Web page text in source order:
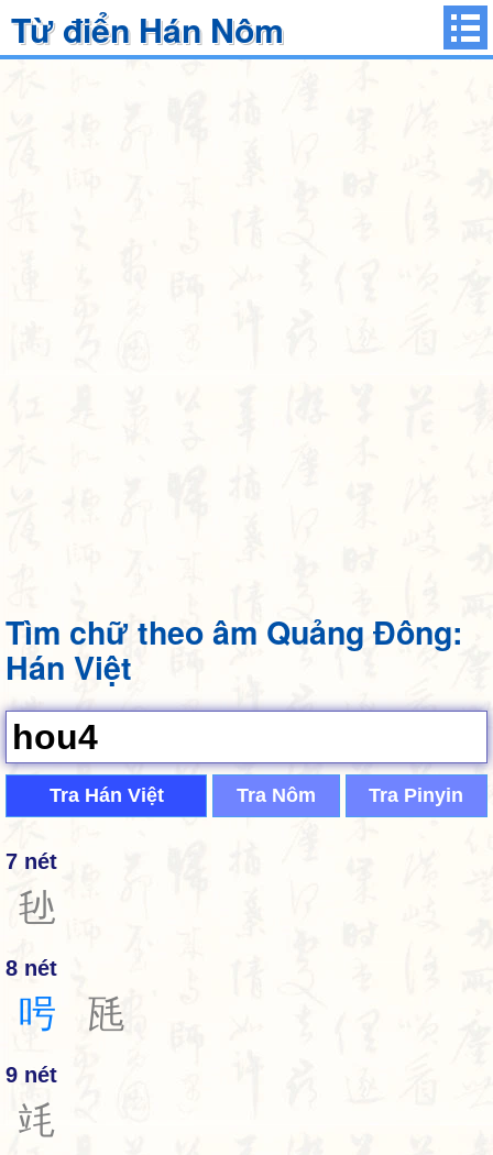
Từ điển Hán Nôm
Tìm chữ theo âm Quảng Đông:
Hán Việt
Tra Hán Việt Tra Nôm Tra Pinyin
7 nét
毜
8 nét
呺 瓱
9 nét
竓